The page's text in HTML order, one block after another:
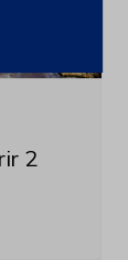
2